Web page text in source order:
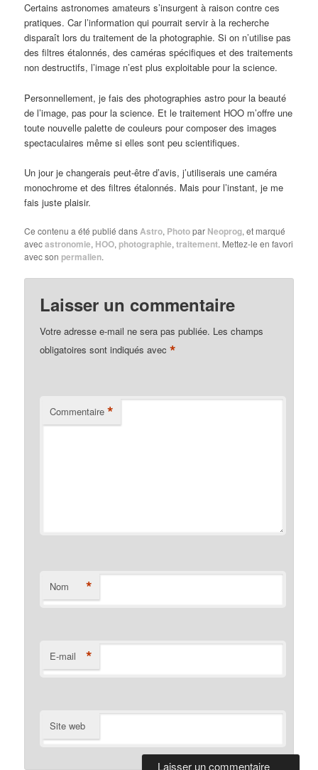
Certains astronomes amateurs s’insurgent à raison contre ces
pratiques. Car l’information qui pourrait servir à la recherche
disparaît lors du traitement de la photographie. Si on n’utilise pas
des filtres étalonnés, des caméras spécifiques et des traitements
non destructifs, l’image n’est plus exploitable pour la science.
Personnellement, je fais des photographies astro pour la beauté
de l’image, pas pour la science. Et le traitement HOO m’offre une
toute nouvelle palette de couleurs pour composer des images
spectaculaires même si elles sont peu scientifiques.
Un jour je changerais peut-être d’avis, j’utiliserais une caméra
monochrome et des filtres étalonnés. Mais pour l’instant, je me
fais juste plaisir.
Ce contenu a été publié dansAstro, Photopar Neoprog, et marqué
avecastronomie, HOO, photographie,traitement. Mettez-le en favori
avec son permalien.
Laisser un commentaire
Votre adresse e-mail ne sera pas publiée. Les champs
obligatoires sont indiqués avec*
Commentaire *
Nom *
E-mail *
Site web